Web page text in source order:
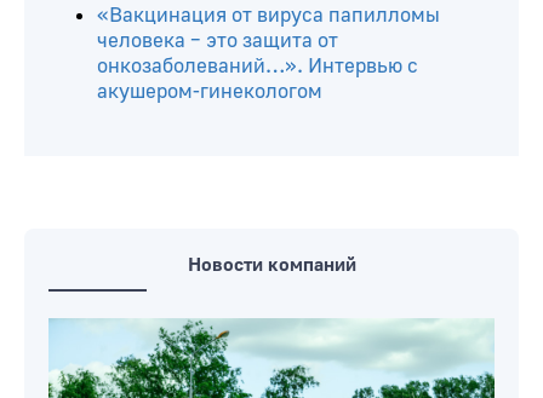
«Вакцинация от вируса папилломы
человека – это защита от
онкозаболеваний…». Интервью с
акушером-гинекологом
Новости компаний